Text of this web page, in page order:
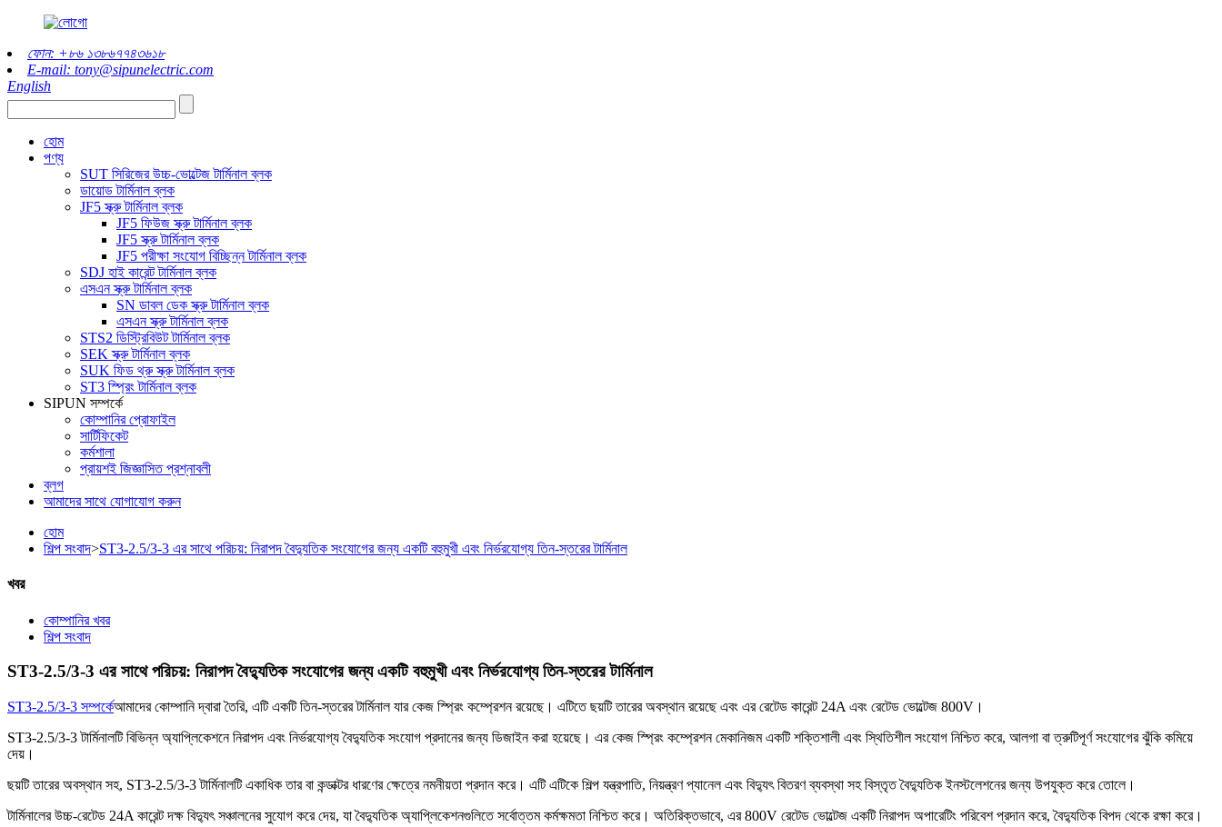
ফোন: +৮৬ ১৩৮৬৭৭৪৩৬১৮
E-mail: tony@sipunelectric.com
English
হোম
পণ্য
SUT সিরিজের উচ্চ-ভোল্টেজ টার্মিনাল ব্লক
ডায়োড টার্মিনাল ব্লক
JF5 স্ক্রু টার্মিনাল ব্লক
JF5 ফিউজ স্ক্রু টার্মিনাল ব্লক
JF5 স্ক্রু টার্মিনাল ব্লক
JF5 পরীক্ষা সংযোগ বিচ্ছিন্ন টার্মিনাল ব্লক
SDJ হাই কারেন্ট টার্মিনাল ব্লক
এসএন স্ক্রু টার্মিনাল ব্লক
SN ডাবল ডেক স্ক্রু টার্মিনাল ব্লক
এসএন স্ক্রু টার্মিনাল ব্লক
STS2 ডিস্ট্রিবিউট টার্মিনাল ব্লক
SEK স্ক্রু টার্মিনাল ব্লক
SUK ফিড থ্রু স্ক্রু টার্মিনাল ব্লক
ST3 স্প্রিং টার্মিনাল ব্লক
SIPUN সম্পর্কে
কোম্পানির প্রোফাইল
সার্টিফিকেট
কর্মশালা
প্রায়শই জিজ্ঞাসিত প্রশ্নাবলী
ব্লগ
আমাদের সাথে যোগাযোগ করুন
হোম
শিল্প সংবাদ>ST3-2.5/3-3 এর সাথে পরিচয়: নিরাপদ বৈদ্যুতিক সংযোগের জন্য একটি বহুমুখী এবং নির্ভরযোগ্য তিন-স্তরের টার্মিনাল
খবর
কোম্পানির খবর
শিল্প সংবাদ
ST3-2.5/3-3 এর সাথে পরিচয়: নিরাপদ বৈদ্যুতিক সংযোগের জন্য একটি বহুমুখী এবং নির্ভরযোগ্য তিন-স্তরের টার্মিনাল
ST3-2.5/3-3 সম্পর্কেআমাদের কোম্পানি দ্বারা তৈরি, এটি একটি তিন-স্তরের টার্মিনাল যার কেজ স্প্রিং কম্প্রেশন রয়েছে। এটিতে ছয়টি তারের অবস্থান রয়েছে এবং এর রেটেড কারেন্ট 24A এবং রেটেড ভোল্টেজ 800V।
ST3-2.5/3-3 টার্মিনালটি বিভিন্ন অ্যাপ্লিকেশনে নিরাপদ এবং নির্ভরযোগ্য বৈদ্যুতিক সংযোগ প্রদানের জন্য ডিজাইন করা হয়েছে। এর কেজ স্প্রিং কম্প্রেশন মেকানিজম একটি শক্তিশালী এবং স্থিতিশীল সংযোগ নিশ্চিত করে, আলগা বা ত্রুটিপূর্ণ সংযোগের ঝুঁকি কমিয়ে
দেয়।
ছয়টি তারের অবস্থান সহ, ST3-2.5/3-3 টার্মিনালটি একাধিক তার বা কন্ডাক্টর ধারণের ক্ষেত্রে নমনীয়তা প্রদান করে। এটি এটিকে শিল্প যন্ত্রপাতি, নিয়ন্ত্রণ প্যানেল এবং বিদ্যুৎ বিতরণ ব্যবস্থা সহ বিস্তৃত বৈদ্যুতিক ইনস্টলেশনের জন্য উপযুক্ত করে তোলে।
টার্মিনালের উচ্চ-রেটেড 24A কারেন্ট দক্ষ বিদ্যুৎ সঞ্চালনের সুযোগ করে দেয়, যা বৈদ্যুতিক অ্যাপ্লিকেশনগুলিতে সর্বোত্তম কর্মক্ষমতা নিশ্চিত করে। অতিরিক্তভাবে, এর 800V রেটেড ভোল্টেজ একটি নিরাপদ অপারেটিং পরিবেশ প্রদান করে, বৈদ্যুতিক বিপদ থেকে রক্ষা করে।